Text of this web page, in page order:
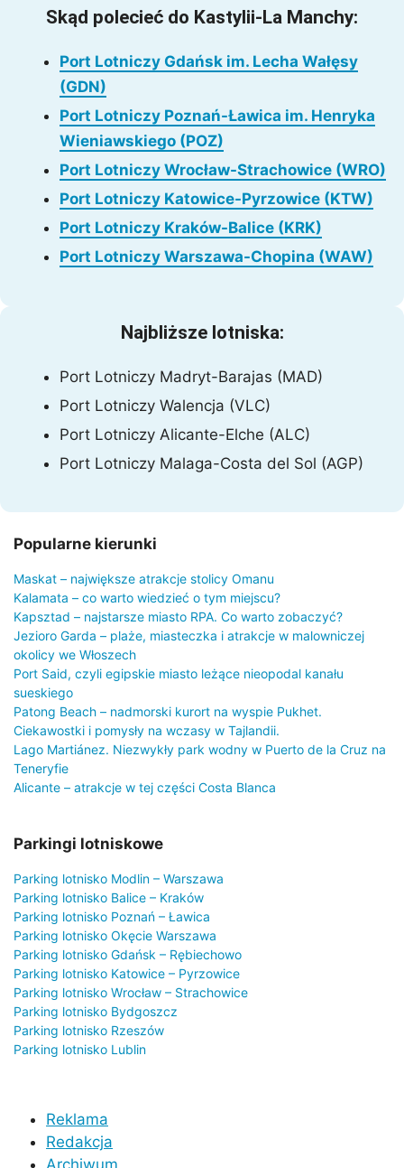
Skąd polecieć do Kastylii-La Manchy:
Port Lotniczy Gdańsk im. Lecha Wałęsy
(GDN)
Port Lotniczy Poznań-Ławica im. Henryka
Wieniawskiego (POZ)
Port Lotniczy Wrocław-Strachowice (WRO)
Port Lotniczy Katowice-Pyrzowice (KTW)
Port Lotniczy Kraków-Balice (KRK)
Port Lotniczy Warszawa-Chopina (WAW)
Najbliższe lotniska:
Port Lotniczy Madryt-Barajas (MAD)
Port Lotniczy Walencja (VLC)
Port Lotniczy Alicante-Elche (ALC)
Port Lotniczy Malaga-Costa del Sol (AGP)
Popularne kierunki
Maskat – największe atrakcje stolicy Omanu
Kalamata – co warto wiedzieć o tym miejscu?
Kapsztad – najstarsze miasto RPA. Co warto zobaczyć?
Jezioro Garda – plaże, miasteczka i atrakcje w malowniczej
okolicy we Włoszech
Port Said, czyli egipskie miasto leżące nieopodal kanału
sueskiego
Patong Beach – nadmorski kurort na wyspie Pukhet.
Ciekawostki i pomysły na wczasy w Tajlandii.
Lago Martiánez. Niezwykły park wodny w Puerto de la Cruz na
Teneryfie
Alicante – atrakcje w tej części Costa Blanca
Parkingi lotniskowe
Parking lotnisko Modlin – Warszawa
Parking lotnisko Balice – Kraków
Parking lotnisko Poznań – Ławica
Parking lotnisko Okęcie Warszawa
Parking lotnisko Gdańsk – Rębiechowo
Parking lotnisko Katowice – Pyrzowice
Parking lotnisko Wrocław – Strachowice
Parking lotnisko Bydgoszcz
Parking lotnisko Rzeszów
Parking lotnisko Lublin
Reklama
Redakcja
Archiwum